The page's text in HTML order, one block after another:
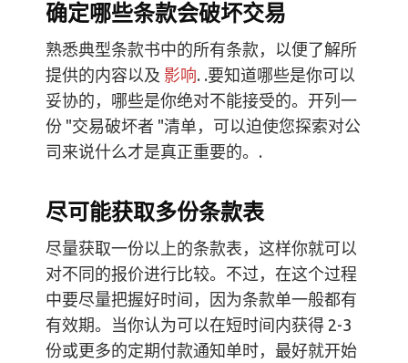
确定哪些条款会破坏交易
熟悉典型条款书中的所有条款，以便了解所
提供的内容以及 影响. .要知道哪些是你可以
妥协的，哪些是你绝对不能接受的。开列一
份 "交易破坏者 "清单，可以迫使您探索对公
司来说什么才是真正重要的。.
尽可能获取多份条款表
尽量获取一份以上的条款表，这样你就可以
对不同的报价进行比较。不过，在这个过程
中要尽量把握好时间，因为条款单一般都有
有效期。当你认为可以在短时间内获得 2-3
份或更多的定期付款通知单时，最好就开始